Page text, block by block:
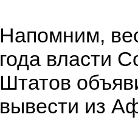
Напомним,
года власти
Штатов
вывести из